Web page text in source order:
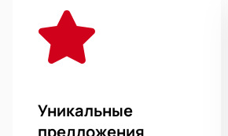
стадионе. В любом случае вас
соперничества, драйв и
словом, отличная перезагрузка
недели.
Уникальные